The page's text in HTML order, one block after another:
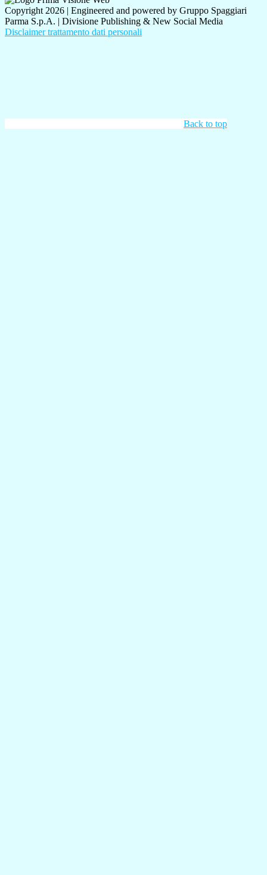
Copyright 2026 | Engineered and powered by Gruppo Spaggiari
Parma S.p.A. | Divisione Publishing & New Social Media
Disclaimer trattamento dati personali
Back to top